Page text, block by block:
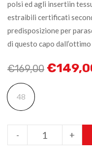
polsi ed agli insertiin
estraibili certificati
predisposizione per
di questo capo
€169,00 €
48
+
-